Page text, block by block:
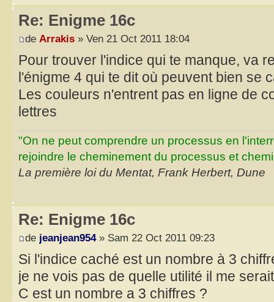
Re: Enigme 16c
de Arrakis » Ven 21 Oct 2011 18:04
Pour trouver l'indice qui te manque, va
l'énigme 4 qui te dit où peuvent bien se
Les couleurs n'entrent pas en ligne de
lettres
"On ne peut comprendre un processus en
rejoindre le cheminement du processus et
La première loi du Mentat, Frank Herbert, Dune
Re: Enigme 16c
de jeanjean954» Sam 22 Oct 2011 09:23
Si l'indice caché est un nombre à 3
je ne vois pas de quelle utilité il me
C est un nombre a 3 chiffres ?